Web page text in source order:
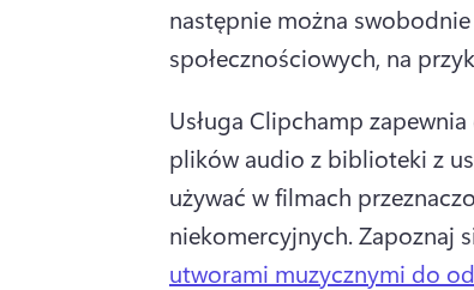
następnie można
społecznościowych, na
Usługa Clipchamp
plików audio z biblioteki z
używać w filmach
niekomercyjnych. Zapoznaj
utworami muzycznymi do